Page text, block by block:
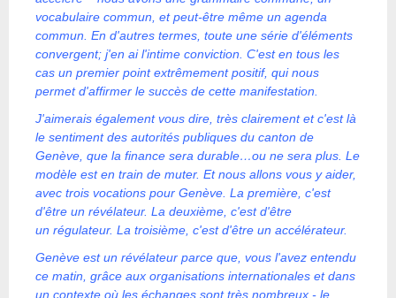
vocabulaire commun, et peut-être même un agenda
commun. En d'autres termes, toute une série d'éléments
convergent; j'en ai l'intime conviction. C'est en tous les
cas un premier point extrêmement positif, qui nous
permet d'affirmer le succès de cette manifestation.
J'aimerais également vous dire, très clairement et c'est là
le sentiment des autorités publiques du canton de
Genève, que la finance sera durable…ou ne sera plus. Le
modèle est en train de muter. Et nous allons vous y aider,
avec trois vocations pour Genève. La première, c'est
d'être un révélateur. La deuxième, c'est d'être
un régulateur. La troisième, c'est d'être un accélérateur.
Genève est un révélateur parce que, vous l'avez entendu
ce matin, grâce aux organisations internationales et dans
un contexte où les échanges sont très nombreux - le